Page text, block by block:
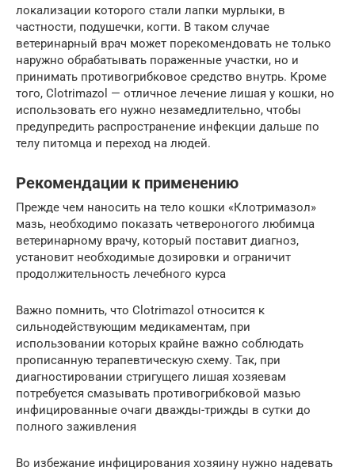
локализации которого стали лапки мурлыки, в
частности, подушечки, когти. В таком случае
ветеринарный врач может порекомендовать не только
наружно обрабатывать пораженные участки, но и
принимать противогрибковое средство внутрь. Кроме
того, Clotrimazol — отличное лечение лишая у кошки, но
использовать его нужно незамедлительно, чтобы
предупредить распространение инфекции дальше по
телу питомца и переход на людей.
Рекомендации к применению
Прежде чем наносить на тело кошки «Клотримазол»
мазь, необходимо показать четвероногого любимца
ветеринарному врачу, который поставит диагноз,
установит необходимые дозировки и ограничит
продолжительность лечебного курса
Важно помнить, что Clotrimazol относится к
сильнодействующим медикаментам, при
использовании которых крайне важно соблюдать
прописанную терапевтическую схему. Так, при
диагностировании стригущего лишая хозяевам
потребуется смазывать противогрибковой мазью
инфицированные очаги дважды-трижды в сутки до
полного заживления
Во избежание инфицирования хозяину нужно надевать